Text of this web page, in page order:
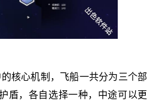
核心机制，飞船一共分为三个部
盾，各自选择一种，中途可以更